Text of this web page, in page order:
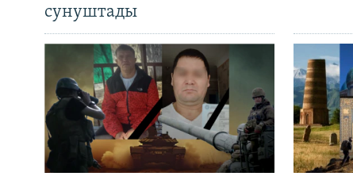
сунуштады